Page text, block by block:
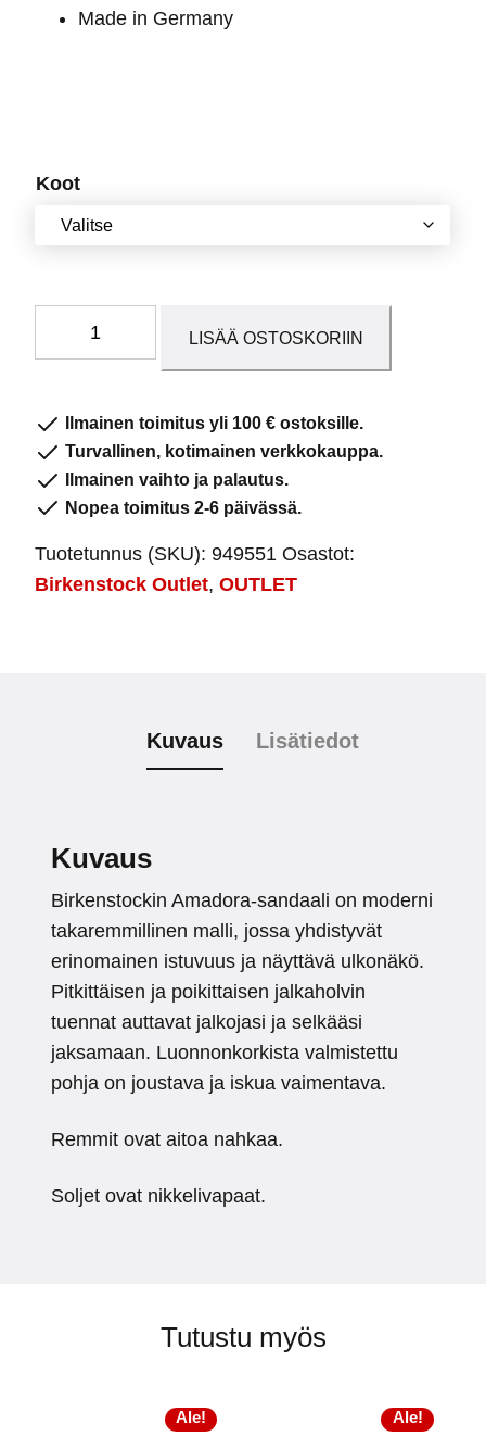
Made in Germany
Koot
määrä
LISÄÄ OSTOSKORIIN
Ilmainen toimitus yli 100 € ostoksille.
Turvallinen, kotimainen verkkokauppa.
Ilmainen vaihto ja palautus.
Nopea toimitus 2-6 päivässä.
Tuotetunnus (SKU): 949551 Osastot:
Birkenstock Outlet, OUTLET
Kuvaus Lisätiedot
Kuvaus
Birkenstockin Amadora-sandaali on moderni
takaremmillinen malli, jossa yhdistyvät
erinomainen istuvuus ja näyttävä ulkonäkö.
Pitkittäisen ja poikittaisen jalkaholvin
tuennat auttavat jalkojasi ja selkääsi
jaksamaan. Luonnonkorkista valmistettu
pohja on joustava ja iskua vaimentava.
Remmit ovat aitoa nahkaa.
Soljet ovat nikkelivapaat.
Tutustu myös
Ale! Ale!